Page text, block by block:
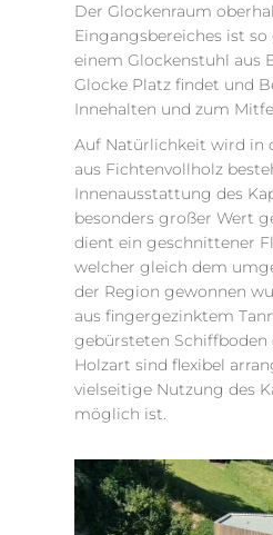
Der Glockenraum
Eingangsbereiches ist
einem Glockenstuhl aus
Glocke Platz findet und
Innehalten und zum
Auf Natürlichkeit wird in
aus Fichtenvollholz
Innenausstattung des
besonders großer Wert
dient ein geschnittener
welcher gleich dem
der Region gewonnen
aus fingergezinktem
gebürsteten Schiffboden
Holzart sind flexibel
vielseitige Nutzung des
möglich ist.